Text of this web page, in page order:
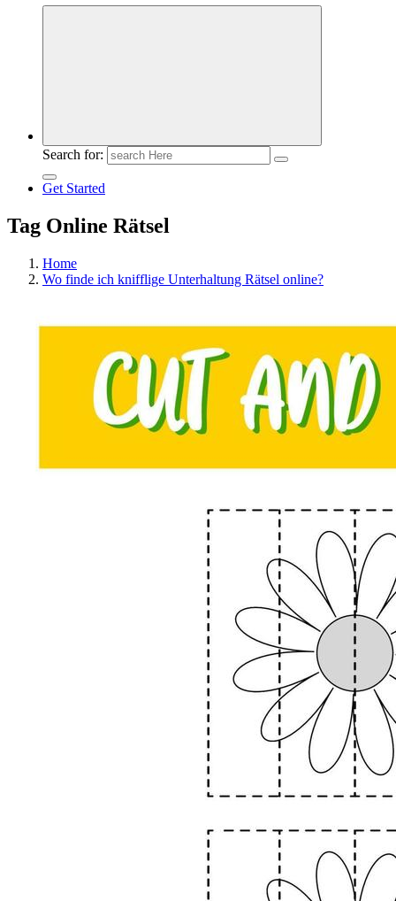
Meldungen die Resonanz finden
Search for:
Get Started
Tag Online Rätsel
Home
Wo finde ich knifflige Unterhaltung Rätsel online?